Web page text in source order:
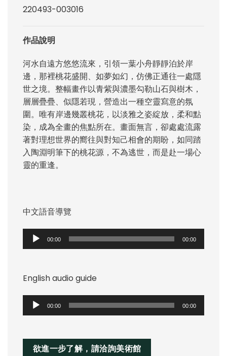
220493-003016
作品說明
河水自遠方悠悠流來，引領一葉小舟靜靜泊於岸
邊，那裡桃花盛開、如夢如幻，仿佛正通往一處隱
世之境。整幅畫作以青紫與濃墨勾勒山石與樹木，
層層疊疊、似隱若現，營造出一種空靈寫意的氛
圍。唯有岸邊幾叢桃花，以淡雅之姿綻放，柔和點
染，成為全畫的焦點所在。畫面無言，卻處處流露
著對理想世界的嚮往與對知己相會的期盼，如同踏
入陶淵明筆下的桃花源，不為逃世，而是赴一場心
靈的重逢。
中文語音導覽
訊
放
00:00 00:00
English audio guide
訊
放
00:00 00:00
欲進一步了解，請洽詢美術館